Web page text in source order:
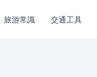
旅游常識 交通工具